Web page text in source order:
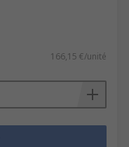
166,15 €/unité